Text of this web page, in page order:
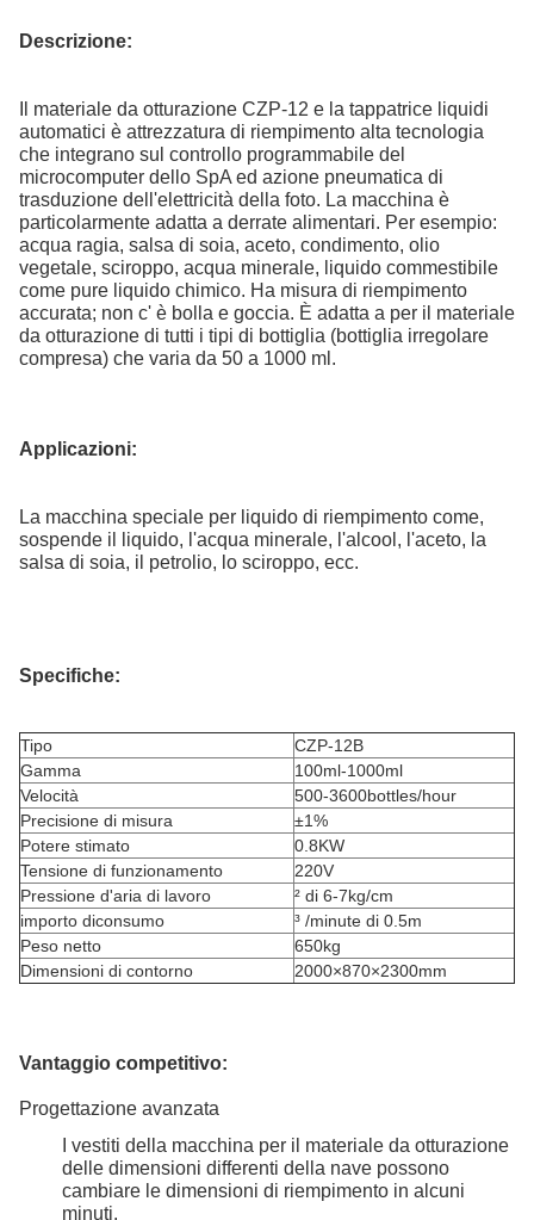
Descrizione:
Il materiale da otturazione CZP-12 e la tappatrice liquidi
automatici è attrezzatura di riempimento alta tecnologia
che integrano sul controllo programmabile del
microcomputer dello SpA ed azione pneumatica di
trasduzione dell'elettricità della foto. La macchina è
particolarmente adatta a derrate alimentari. Per esempio:
acqua ragia, salsa di soia, aceto, condimento, olio
vegetale, sciroppo, acqua minerale, liquido commestibile
come pure liquido chimico. Ha misura di riempimento
accurata; non c' è bolla e goccia. È adatta a per il materiale
da otturazione di tutti i tipi di bottiglia (bottiglia irregolare
compresa) che varia da 50 a 1000 ml.
Applicazioni:
La macchina speciale per liquido di riempimento come,
sospende il liquido, l'acqua minerale, l'alcool, l'aceto, la
salsa di soia, il petrolio, lo sciroppo, ecc.
Specifiche:
Tipo
CZP-12B
Gamma
100ml-1000ml
Velocità
500-3600bottles/hour
Precisione di misura
±1%
Potere stimato
0.8KW
Tensione di funzionamento
220V
Pressione d'aria di lavoro
² di 6-7kg/cm
importo diconsumo
³ /minute di 0.5m
Peso netto
650kg
Dimensioni di contorno
2000×870×2300mm
Vantaggio competitivo:
Progettazione avanzata
I vestiti della macchina per il materiale da otturazione
delle dimensioni differenti della nave possono
cambiare le dimensioni di riempimento in alcuni
minuti.